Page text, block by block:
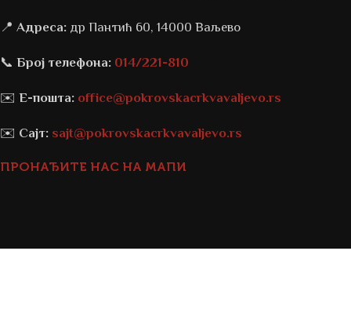
📍 Адреса: др Пантић 60, 14000 Ваљево
📞 Број телефона: 014/221-810
✉️ Е-пошта: office@pokrovskacrkvavaljevo.rs
✉️ Сајт: sajt@pokrovskacrkvavaljevo.rs
ПРОНАЂИТЕ НАС НА МАПИ